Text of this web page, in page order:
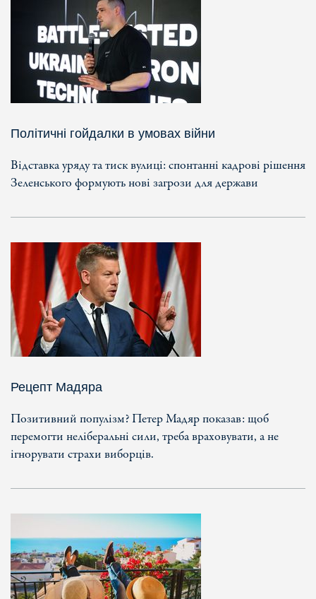
Політичні гойдалки в умовах війни
Відставка уряду та тиск вулиці: спонтанні кадрові рішення
Зеленського формують нові загрози для держави
Рецепт Мадяра
Позитивний популізм? Петер Мадяр показав: щоб
перемогти неліберальні сили, треба враховувати, а не
ігнорувати страхи виборців.